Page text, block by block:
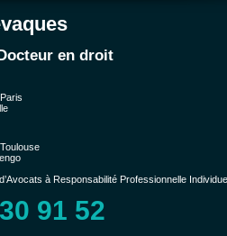
en droit
à Responsabilité Professionnelle
91 52